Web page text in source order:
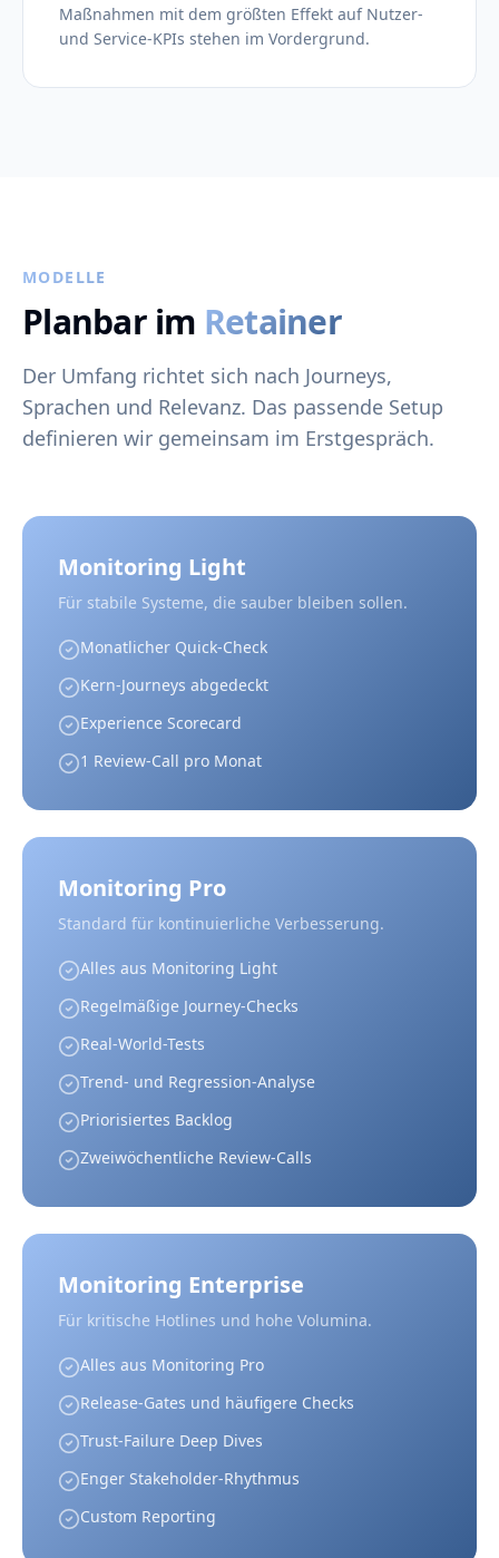
Maßnahmen mit dem größten Effekt auf Nutzer-
und Service-KPIs stehen im Vordergrund.
MODELLE
Planbar im Retainer
Der Umfang richtet sich nach Journeys,
Sprachen und Relevanz. Das passende Setup
definieren wir gemeinsam im Erstgespräch.
Monitoring Light
Für stabile Systeme, die sauber bleiben sollen.
Monatlicher Quick-Check
Kern-Journeys abgedeckt
Experience Scorecard
1 Review-Call pro Monat
Monitoring Pro
Standard für kontinuierliche Verbesserung.
Alles aus Monitoring Light
Regelmäßige Journey-Checks
Real-World-Tests
Trend- und Regression-Analyse
Priorisiertes Backlog
Zweiwöchentliche Review-Calls
Monitoring Enterprise
Für kritische Hotlines und hohe Volumina.
Alles aus Monitoring Pro
Release-Gates und häufigere Checks
Trust-Failure Deep Dives
Enger Stakeholder-Rhythmus
Custom Reporting